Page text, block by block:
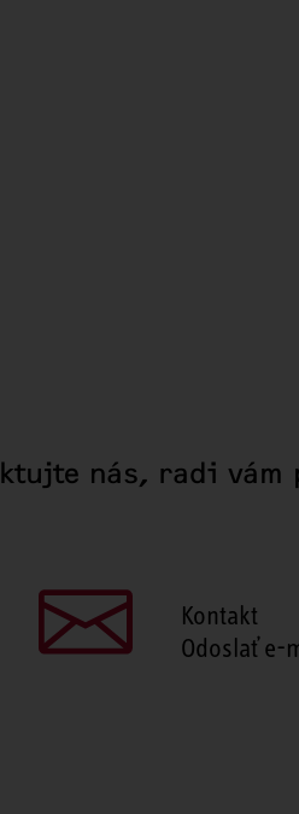
nás, radi vám
Kontakt
Odoslať e-